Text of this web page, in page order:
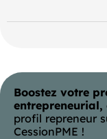
informations sur les
Boostez votre
entrepreneurial,
profil repreneur
CessionPME !